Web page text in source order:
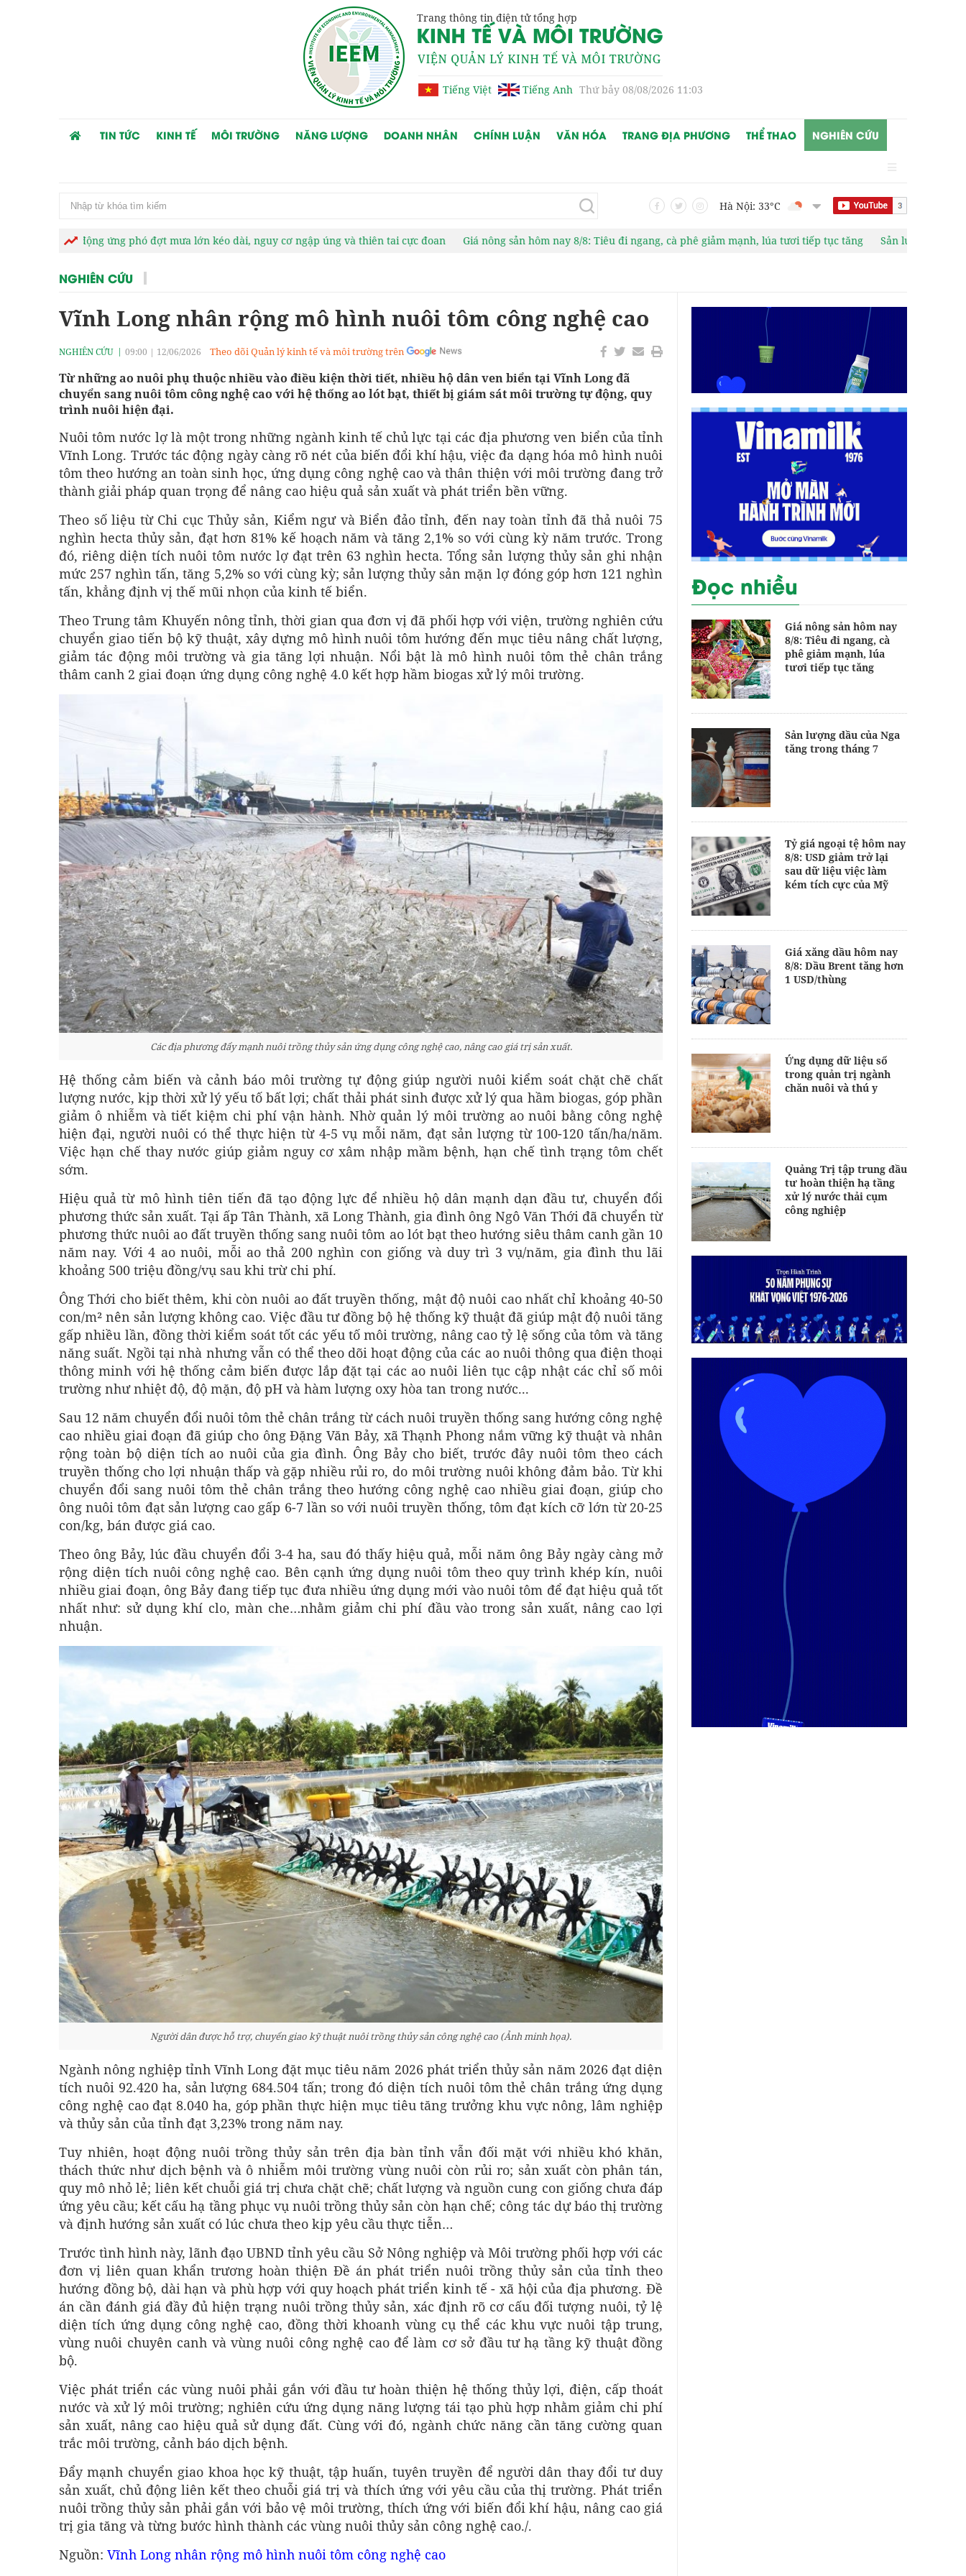
Trang thông tin điện tử tổng hợp
Tiếng Việt Tiếng Anh Thứ bảy 08/08/2026 11:03
TIN TỨC KINH TẾ MÔI TRƯỜNG NĂNG LƯỢNG DOANH NHÂN CHÍNH LUẬN VĂN HÓA TRANG ĐỊA PHƯƠNG THỂ THAO NGHIÊN CỨU
Hà Nội: 33°C
ứng phó đợt mưa lớn kéo dài, nguy cơ ngập úng và thiên tai cực đoan Giá nông sản hôm nay 8/8: Tiêu đi ngang, cà phê giảm mạnh, lúa tươi tiếp tục tăng Sản lượng dầu của Nga tăng trong
NGHIÊN CỨU
Vĩnh Long nhân rộng mô hình nuôi tôm công nghệ cao
NGHIÊN CỨU 09:00 | 12/06/2026 Theo dõi Quản lý kinh tế và môi trường trên
Từ những ao nuôi phụ thuộc nhiều vào điều kiện thời tiết, nhiều hộ dân ven biển tại Vĩnh Long đã
chuyển sang nuôi tôm công nghệ cao với hệ thống ao lót bạt, thiết bị giám sát môi trường tự động, quy
trình nuôi hiện đại.
Nuôi tôm nước lợ là một trong những ngành kinh tế chủ lực tại các địa phương ven biển của tỉnh
Vĩnh Long. Trước tác động ngày càng rõ nét của biến đổi khí hậu, việc đa dạng hóa mô hình nuôi
tôm theo hướng an toàn sinh học, ứng dụng công nghệ cao và thân thiện với môi trường đang trở
thành giải pháp quan trọng để nâng cao hiệu quả sản xuất và phát triển bền vững.
Theo số liệu từ Chi cục Thủy sản, Kiểm ngư và Biển đảo tỉnh, đến nay toàn tỉnh đã thả nuôi 75
nghìn hecta thủy sản, đạt hơn 81% kế hoạch năm và tăng 2,1% so với cùng kỳ năm trước. Trong
đó, riêng diện tích nuôi tôm nước lợ đạt trên 63 nghìn hecta. Tổng sản lượng thủy sản ghi nhận
mức 257 nghìn tấn, tăng 5,2% so với cùng kỳ; sản lượng thủy sản mặn lợ đóng góp hơn 121 nghìn
tấn, khẳng định vị thế mũi nhọn của kinh tế biển.
Theo Trung tâm Khuyến nông tỉnh, thời gian qua đơn vị đã phối hợp với viện, trường nghiên cứu
chuyển giao tiến bộ kỹ thuật, xây dựng mô hình nuôi tôm hướng đến mục tiêu nâng chất lượng,
giảm tác động môi trường và gia tăng lợi nhuận. Nổi bật là mô hình nuôi tôm thẻ chân trắng
thâm canh 2 giai đoạn ứng dụng công nghệ 4.0 kết hợp hầm biogas xử lý môi trường.
Các địa phương đẩy mạnh nuôi trồng thủy sản ứng dụng công nghệ cao, nâng cao giá trị sản xuất.
Hệ thống cảm biến và cảnh báo môi trường tự động giúp người nuôi kiểm soát chặt chẽ chất
lượng nước, kịp thời xử lý yếu tố bất lợi; chất thải phát sinh được xử lý qua hầm biogas, góp phần
giảm ô nhiễm và tiết kiệm chi phí vận hành. Nhờ quản lý môi trường ao nuôi bằng công nghệ
hiện đại, người nuôi có thể thực hiện từ 4-5 vụ mỗi năm, đạt sản lượng từ 100-120 tấn/ha/năm.
Việc hạn chế thay nước giúp giảm nguy cơ xâm nhập mầm bệnh, hạn chế tình trạng tôm chết
sớm.
Hiệu quả từ mô hình tiên tiến đã tạo động lực để nhiều hộ dân mạnh dạn đầu tư, chuyển đổi
phương thức sản xuất. Tại ấp Tân Thành, xã Long Thành, gia đình ông Ngô Văn Thới đã chuyển từ
phương thức nuôi ao đất truyền thống sang nuôi tôm ao lót bạt theo hướng siêu thâm canh gần 10
năm nay. Với 4 ao nuôi, mỗi ao thả 200 nghìn con giống và duy trì 3 vụ/năm, gia đình thu lãi
khoảng 500 triệu đồng/vụ sau khi trừ chi phí.
Ông Thới cho biết thêm, khi còn nuôi ao đất truyền thống, mật độ nuôi cao nhất chỉ khoảng 40-50
con/m² nên sản lượng không cao. Việc đầu tư đồng bộ hệ thống kỹ thuật đã giúp mật độ nuôi tăng
gấp nhiều lần, đồng thời kiểm soát tốt các yếu tố môi trường, nâng cao tỷ lệ sống của tôm và tăng
năng suất. Ngồi tại nhà nhưng vẫn có thể theo dõi hoạt động của các ao nuôi thông qua điện thoại
thông minh với hệ thống cảm biến được lắp đặt tại các ao nuôi liên tục cập nhật các chỉ số môi
trường như nhiệt độ, độ mặn, độ pH và hàm lượng oxy hòa tan trong nước...
Sau 12 năm chuyển đổi nuôi tôm thẻ chân trắng từ cách nuôi truyền thống sang hướng công nghệ
cao nhiều giai đoạn đã giúp cho ông Đặng Văn Bảy, xã Thạnh Phong nắm vững kỹ thuật và nhân
rộng toàn bộ diện tích ao nuôi của gia đình. Ông Bảy cho biết, trước đây nuôi tôm theo cách
truyền thống cho lợi nhuận thấp và gặp nhiều rủi ro, do môi trường nuôi không đảm bảo. Từ khi
chuyển đổi sang nuôi tôm thẻ chân trắng theo hướng công nghệ cao nhiều giai đoạn, giúp cho
ông nuôi tôm đạt sản lượng cao gấp 6-7 lần so với nuôi truyền thống, tôm đạt kích cỡ lớn từ 20-25
con/kg, bán được giá cao.
Theo ông Bảy, lúc đầu chuyển đổi 3-4 ha, sau đó thấy hiệu quả, mỗi năm ông Bảy ngày càng mở
rộng diện tích nuôi công nghệ cao. Bên cạnh ứng dụng nuôi tôm theo quy trình khép kín, nuôi
nhiều giai đoạn, ông Bảy đang tiếp tục đưa nhiều ứng dụng mới vào nuôi tôm để đạt hiệu quả tốt
nhất như: sử dụng khí clo, màn che…nhằm giảm chi phí đầu vào trong sản xuất, nâng cao lợi
nhuận.
Người dân được hỗ trợ, chuyển giao kỹ thuật nuôi trồng thủy sản công nghệ cao (Ảnh minh họa).
Ngành nông nghiệp tỉnh Vĩnh Long đặt mục tiêu năm 2026 phát triển thủy sản năm 2026 đạt diện
tích nuôi 92.420 ha, sản lượng 684.504 tấn; trong đó diện tích nuôi tôm thẻ chân trắng ứng dụng
công nghệ cao đạt 8.040 ha, góp phần thực hiện mục tiêu tăng trưởng khu vực nông, lâm nghiệp
và thủy sản của tỉnh đạt 3,23% trong năm nay.
Tuy nhiên, hoạt động nuôi trồng thủy sản trên địa bàn tỉnh vẫn đối mặt với nhiều khó khăn,
thách thức như dịch bệnh và ô nhiễm môi trường vùng nuôi còn rủi ro; sản xuất còn phân tán,
quy mô nhỏ lẻ; liên kết chuỗi giá trị chưa chặt chẽ; chất lượng và nguồn cung con giống chưa đáp
ứng yêu cầu; kết cấu hạ tầng phục vụ nuôi trồng thủy sản còn hạn chế; công tác dự báo thị trường
và định hướng sản xuất có lúc chưa theo kịp yêu cầu thực tiễn…
Trước tình hình này, lãnh đạo UBND tỉnh yêu cầu Sở Nông nghiệp và Môi trường phối hợp với các
đơn vị liên quan khẩn trương hoàn thiện Đề án phát triển nuôi trồng thủy sản của tỉnh theo
hướng đồng bộ, dài hạn và phù hợp với quy hoạch phát triển kinh tế - xã hội của địa phương. Đề
án cần đánh giá đầy đủ hiện trạng nuôi trồng thủy sản, xác định rõ cơ cấu đối tượng nuôi, tỷ lệ
diện tích ứng dụng công nghệ cao, đồng thời khoanh vùng cụ thể các khu vực nuôi tập trung,
vùng nuôi chuyên canh và vùng nuôi công nghệ cao để làm cơ sở đầu tư hạ tầng kỹ thuật đồng
bộ.
Việc phát triển các vùng nuôi phải gắn với đầu tư hoàn thiện hệ thống thủy lợi, điện, cấp thoát
nước và xử lý môi trường; nghiên cứu ứng dụng năng lượng tái tạo phù hợp nhằm giảm chi phí
sản xuất, nâng cao hiệu quả sử dụng đất. Cùng với đó, ngành chức năng cần tăng cường quan
trắc môi trường, cảnh báo dịch bệnh.
Đẩy mạnh chuyển giao khoa học kỹ thuật, tập huấn, tuyên truyền để người dân thay đổi tư duy
sản xuất, chủ động liên kết theo chuỗi giá trị và thích ứng với yêu cầu của thị trường. Phát triển
nuôi trồng thủy sản phải gắn với bảo vệ môi trường, thích ứng với biến đổi khí hậu, nâng cao giá
trị gia tăng và từng bước hình thành các vùng nuôi thủy sản công nghệ cao./.
Nguồn: Vĩnh Long nhân rộng mô hình nuôi tôm công nghệ cao
Đọc nhiều
Giá nông sản hôm nay
8/8: Tiêu đi ngang, cà
phê giảm mạnh, lúa
tươi tiếp tục tăng
Sản lượng dầu của Nga
tăng trong tháng 7
Tỷ giá ngoại tệ hôm nay
8/8: USD giảm trở lại
sau dữ liệu việc làm
kém tích cực của Mỹ
Giá xăng dầu hôm nay
8/8: Dầu Brent tăng hơn
1 USD/thùng
Ứng dụng dữ liệu số
trong quản trị ngành
chăn nuôi và thú y
Quảng Trị tập trung đầu
tư hoàn thiện hạ tầng
xử lý nước thải cụm
công nghiệp